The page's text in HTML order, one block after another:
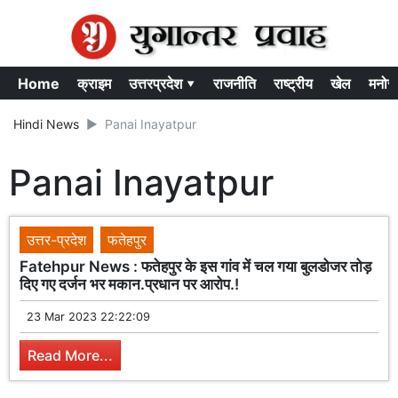
Home क्राइम उत्तरप्रदेश ▾ राजनीति राष्ट्रीय खेल
Hindi News Panai Inayatpur
Panai Inayatpur
उत्तर-प्रदेश
फतेहपुर
Fatehpur News : फतेहपुर के इस गांव में चल गया बुलडोजर तोड़
दिए गए दर्जन भर मकान.प्रधान पर आरोप.!
23 Mar 2023 22:22:09
Read More...